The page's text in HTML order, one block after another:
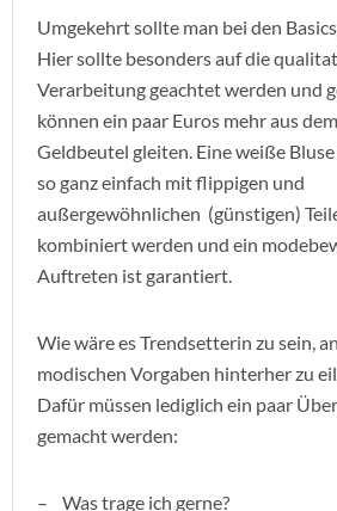
Umgekehrt sollte man bei den
Hier sollte besonders auf die
Verarbeitung geachtet werden und
können ein paar Euros mehr aus dem
Geldbeutel gleiten. Eine weiße
so ganz einfach mit flippigen und
außergewöhnlichen (günstigen)
kombiniert werden und ein
Auftreten ist garantiert.
Wie wäre es Trendsetterin zu sein,
modischen Vorgaben hinterher zu
Dafür müssen lediglich ein paar
gemacht werden:
– Was trage ich gerne?